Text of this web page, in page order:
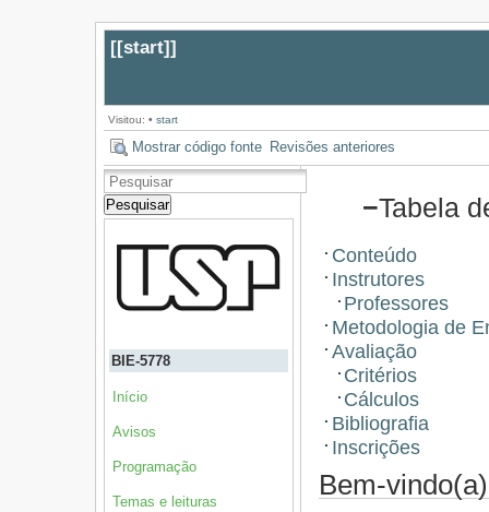
[[start]]
Visitou: • start
Mostrar código fonte Revisões anteriores
Pesquisar
BIE-5778
Início
Avisos
Programação
Temas e leituras
−Tabela
Conteúdo
Instrutores
Professores
Metodologia de
Avaliação
Critérios
Cálculos
Bibliografia
Inscrições
Bem-vindo(a)